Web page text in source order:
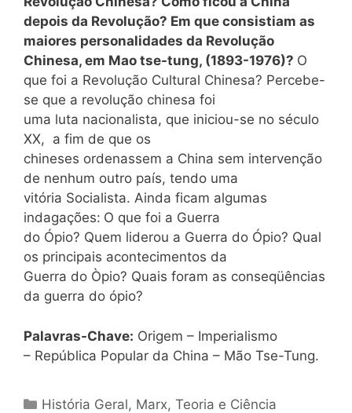
depois da Revolução? Em que consistiam as
maiores personalidades da Revolução
Chinesa, em Mao tse-tung, (1893-1976)? O
que foi a Revolução Cultural Chinesa? Percebe-
se que a revolução chinesa foi
uma luta nacionalista, que iniciou-se no século
XX, a fim de que os
chineses ordenassem a China sem intervenção
de nenhum outro país, tendo uma
vitória Socialista. Ainda ficam algumas
indagações: O que foi a Guerra
do Ópio? Quem liderou a Guerra do Ópio? Qual
os principais acontecimentos da
Guerra do Òpio? Quais foram as conseqüências
da guerra do ópio?
Palavras-Chave: Origem – Imperialismo
– República Popular da China – Mão Tse-Tung.
Categorias
História Geral, Marx,Teoria e Ciência